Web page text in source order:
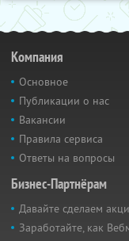
Компания
Основное
Публикации о нас
Вакансии
Правила сервиса
Ответы на вопросы
Бизнес-Партнёрам
Давайте сделаем
Заработайте, как